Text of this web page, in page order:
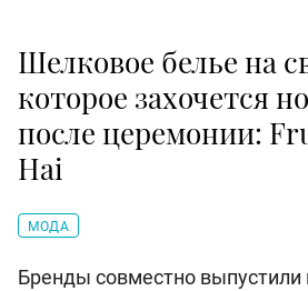
Шелковое белье на
которое захочется
после церемонии:
Hai
МОДА
Бренды совместно выпустили